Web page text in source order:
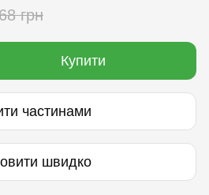
грн
Купити
частинами
швидко